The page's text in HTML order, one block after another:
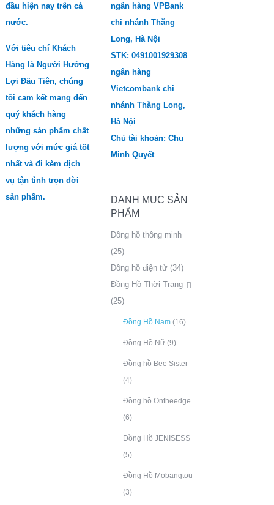
đầu hiện nay trên cả
nước.
Với tiêu chí Khách
Hàng là Người Hưởng
Lợi Đầu Tiên, chúng
tôi cam kết mang đến
quý khách hàng
những sản phẩm chất
lượng với mức giá tốt
nhất và đi kèm dịch
vụ tận tình trọn đời
sản phẩm.
ngân hàng VPBank
chi nhánh Thăng
Long, Hà Nội
STK: 0491001929308
ngân hàng
Vietcombank chi
nhánh Thăng Long,
Hà Nội
Chủ tài khoản: Chu
Minh Quyết
DANH MỤC SẢN
PHẨM
Đồng hồ thông minh
(25)
Đồng hồ điện tử (34)
Đồng Hồ Thời Trang
(25)
Đồng Hồ Nam (16)
Đồng Hồ Nữ (9)
Đồng hồ Bee Sister
(4)
Đồng hồ Ontheedge
(6)
Đồng Hồ JENISESS
(5)
Đồng Hồ Mobangtou
(3)